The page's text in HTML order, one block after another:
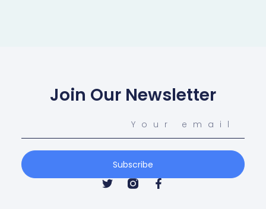
Join Our Newsletter
Subscribe